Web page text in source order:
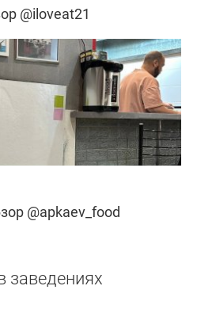
@iloveat21
@apkaev_food
заведениях